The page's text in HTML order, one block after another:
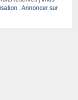
Annoncer sur